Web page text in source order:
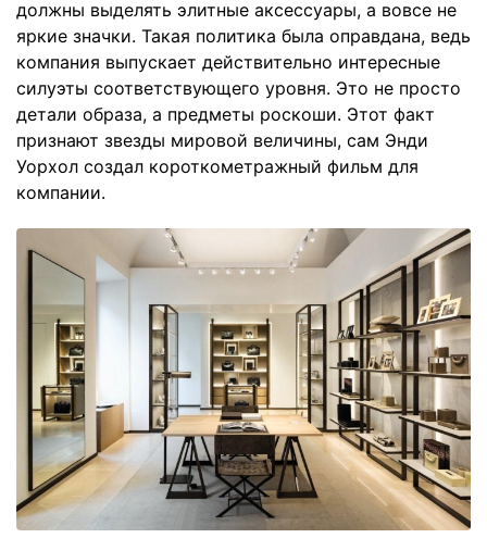
должны выделять элитные аксессуары, а вовсе не
яркие значки. Такая политика была оправдана, ведь
компания выпускает действительно интересные
силуэты соответствующего уровня. Это не просто
детали образа, а предметы роскоши. Этот факт
признают звезды мировой величины, сам Энди
Уорхол создал короткометражный фильм для
компании.